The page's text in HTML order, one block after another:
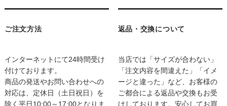
ご注文方法
インターネットにて24時間受け
付けております。
商品の発送やお問い合わせへの
対応は、定休日（土日祝日）を
除く平日10:00～17:00となりま
返品・交換について
当店では「サイズが合わない」
「注文内容を間違えた」「イメ
ージと違った」など、お客様の
ご都合による返品や交換もお受
けしております。安心してお買